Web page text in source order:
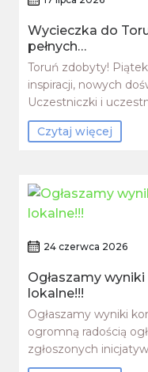
Wycieczka do
pełnych…
Toruń zdobyty!
inspiracji, nowych
Uczestniczki i
Czytaj więcej
24 czerwca 2026
Ogłaszamy
lokalne!!!
Ogłaszamy wyniki
ogromną radością
zgłoszonych